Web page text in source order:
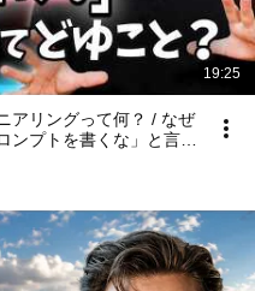
19:25
アリングって何？ / なぜ
プトを書くな」と言っ
から"Human on the